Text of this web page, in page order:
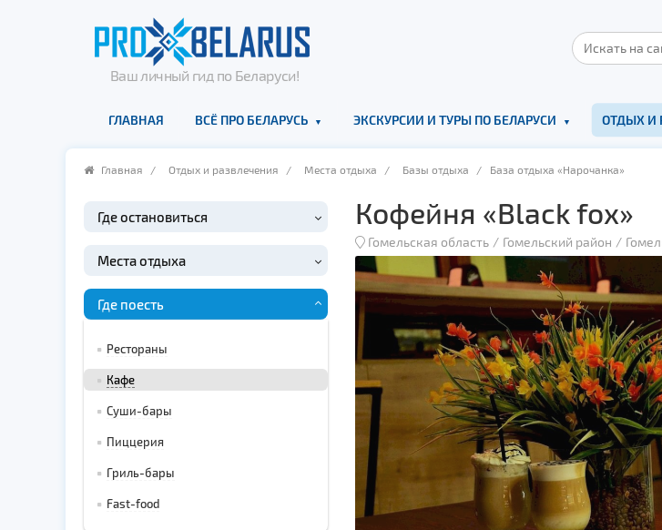
Ваш личный гид по Беларуси!
ГЛАВНАЯ ВСЁ ПРО БЕЛАРУСЬ ЭКСКУРСИИ И ТУРЫ ПО БЕЛАРУСИ ОТДЫХ И
Главная / Отдых и развлечения / Места отдыха / Базы отдыха / База отдыха «Нарочанка»
Где остановиться
Места отдыха
Где поесть
Рестораны
Кафе
Суши-бары
Пиццерия
Гриль-бары
Fast-food
Кофейня «Black fox»
Гомельская область Гомельский район